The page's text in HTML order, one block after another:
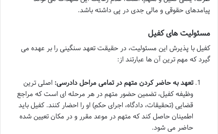
پیامدهای حقوقی و مالی جدی در پی داشته باشد.
مسئولیت های کفیل
کفیل با پذیرش این مسئولیت، در حقیقت تعهد سنگینی را بر عهده می
گیرد که مهم ترین آن ها عبارتند از:
تعهد به حاضر کردن متهم در تمامی مراحل دادرسی: اصلی ترین
وظیفه کفیل، تضمین حضور متهم در هر مرحله ای است که مراجع
قضایی (تحقیقات، دادگاه، اجرای حکم) او را احضار کنند. کفیل باید
اطمینان حاصل کند که متهم در موعد مقرر و در مکان تعیین شده
حاضر می شود.